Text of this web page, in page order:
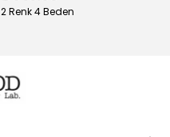
2 Renk 4 Beden